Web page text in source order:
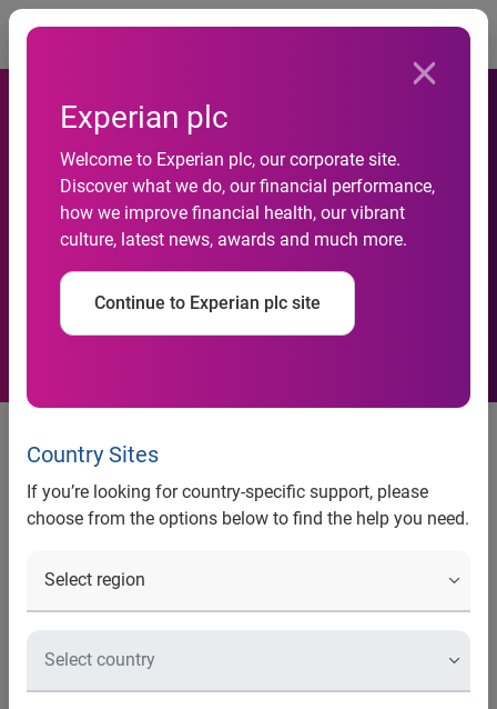
Experian plc
Welcome to Experian plc, our corporate site.
Discover what we do, our financial performance,
how we improve financial health, our vibrant
culture, latest news, awards and much more.
Continue to Experian plc site
Country Sites
If you’re looking for country-specific support, please
choose from the options below to find the help you need.
Marketing: Mosaic Sbarca In
Italia
Marketing: Mosaic Sbarca In
Italia
E' il più diffuso sistema di segmentazione dei
consumatori al mondo. Permette di
interesse ai diversi prodotti e servizi,
individuare i target migliori, conoscere i
Roma 4 giugno 2008 –
mondo per l'analisi dei mercati al consumo è ora